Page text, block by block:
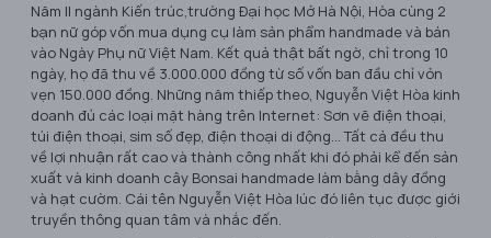
Năm II ngành Kiến trúc,trường Đại học Mở Hà Nội, Hòa cùng 2
bạn nữ góp vốn mua dụng cụ làm sản phẩm handmade và bán
vào Ngày Phụ nữ Việt Nam. Kết quả thật bất ngờ, chỉ trong 10
ngày, họ đã thu về 3.000.000 đồng từ số vốn ban đầu chỉ vỏn
vẹn 150.000 đồng. Những năm thiếp theo, Nguyễn Việt Hòa kinh
doanh đủ các loại mặt hàng trên Internet: Sơn vẽ điện thoại,
túi điện thoại, sim số đẹp, điện thoại di động... Tất cả đều thu
về lợi nhuận rất cao và thành công nhất khi đó phải kể đến sản
xuất và kinh doanh cây Bonsai handmade làm bằng dây đồng
và hạt cườm. Cái tên Nguyễn Việt Hòa lúc đó liên tục được giới
truyền thông quan tâm và nhắc đến.